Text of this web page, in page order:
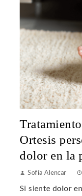
Ortesis
dolor en la
Sofía Alencar
Si siente dolor